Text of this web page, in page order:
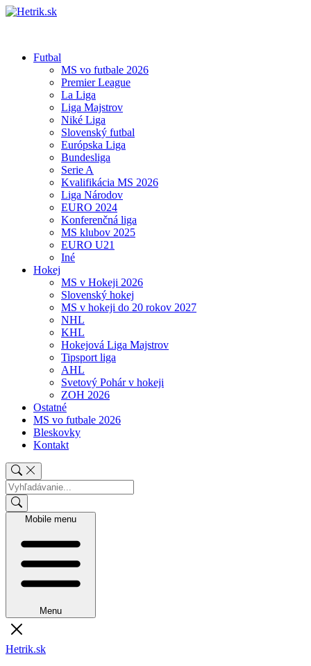
Futbal
MS vo futbale 2026
Premier League
La Liga
Liga Majstrov
Niké Liga
Slovenský futbal
Európska Liga
Bundesliga
Serie A
Kvalifikácia MS 2026
Liga Národov
EURO 2024
Konferenčná liga
MS klubov 2025
EURO U21
Iné
Hokej
MS v Hokeji 2026
Slovenský hokej
MS v hokeji do 20 rokov 2027
NHL
KHL
Hokejová Liga Majstrov
Tipsport liga
AHL
Svetový Pohár v hokeji
ZOH 2026
Ostatné
MS vo futbale 2026
Bleskovky
Kontakt
Mobile menu
Menu
Hetrik.sk